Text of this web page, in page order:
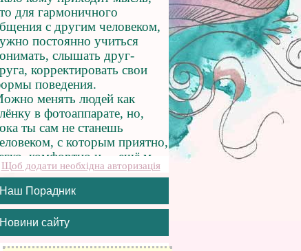
Щоб додати необхідна авторизація
Наш Порадник
Новини сайту